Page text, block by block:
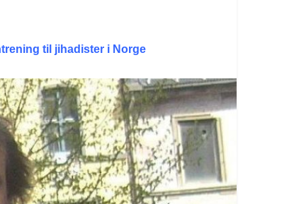
til jihadister i Norge